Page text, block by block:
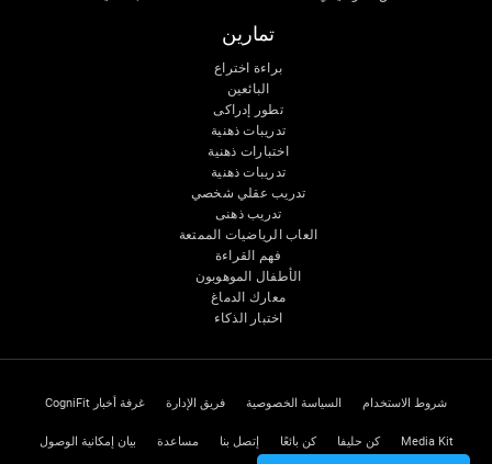
تمارين
براءة اختراع
البائعين
تطور إدراكى
تدريبات ذهنية
اختبارات ذهنية
تدريبات ذهنية
تدريب عقلي شخصي
تدريب ذهنى
العاب الرياضيات الممتعة
فهم القراءة
الأطفال الموهوبون
معارك الدماغ
اختبار الذكاء
شروط الاستخدام السياسة الخصوصية فريق الإدارة غرفة أخبار CogniFit
Media Kit كن حليفا كن بائعًا إتصل بنا مساعدة بيان إمكانية الوصول